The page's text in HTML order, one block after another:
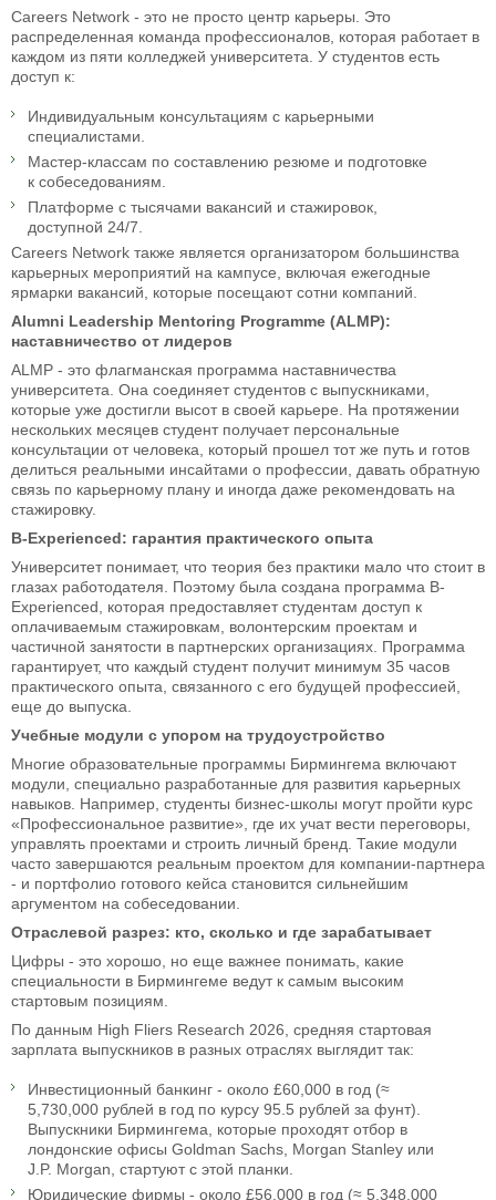
Careers Network - это не просто центр карьеры. Это
распределенная команда профессионалов, которая работает в
каждом из пяти колледжей университета. У студентов есть
доступ к:
Индивидуальным консультациям с карьерными
специалистами.
Мастер-классам по составлению резюме и подготовке
к собеседованиям.
Платформе с тысячами вакансий и стажировок,
доступной 24/7.
Careers Network также является организатором большинства
карьерных мероприятий на кампусе, включая ежегодные
ярмарки вакансий, которые посещают сотни компаний.
Alumni Leadership Mentoring Programme (ALMP):
наставничество от лидеров
ALMP - это флагманская программа наставничества
университета. Она соединяет студентов с выпускниками,
которые уже достигли высот в своей карьере. На протяжении
нескольких месяцев студент получает персональные
консультации от человека, который прошел тот же путь и готов
делиться реальными инсайтами о профессии, давать обратную
связь по карьерному плану и иногда даже рекомендовать на
стажировку.
B-Experienced: гарантия практического опыта
Университет понимает, что теория без практики мало что стоит в
глазах работодателя. Поэтому была создана программа B-
Experienced, которая предоставляет студентам доступ к
оплачиваемым стажировкам, волонтерским проектам и
частичной занятости в партнерских организациях. Программа
гарантирует, что каждый студент получит минимум 35 часов
практического опыта, связанного с его будущей профессией,
еще до выпуска.
Учебные модули с упором на трудоустройство
Многие образовательные программы Бирмингема включают
модули, специально разработанные для развития карьерных
навыков. Например, студенты бизнес-школы могут пройти курс
«Профессиональное развитие», где их учат вести переговоры,
управлять проектами и строить личный бренд. Такие модули
часто завершаются реальным проектом для компании-партнера
- и портфолио готового кейса становится сильнейшим
аргументом на собеседовании.
Отраслевой разрез: кто, сколько и где зарабатывает
Цифры - это хорошо, но еще важнее понимать, какие
специальности в Бирмингеме ведут к самым высоким
стартовым позициям.
По данным High Fliers Research 2026, средняя стартовая
зарплата выпускников в разных отраслях выглядит так:
Инвестиционный банкинг - около £60,000 в год (≈
5,730,000 рублей в год по курсу 95.5 рублей за фунт).
Выпускники Бирмингема, которые проходят отбор в
лондонские офисы Goldman Sachs, Morgan Stanley или
J.P. Morgan, стартуют с этой планки.
Юридические фирмы - около £56,000 в год (≈ 5,348,000